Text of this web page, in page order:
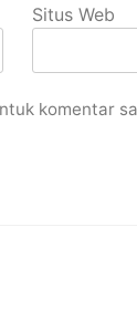
Situs Web
komentar